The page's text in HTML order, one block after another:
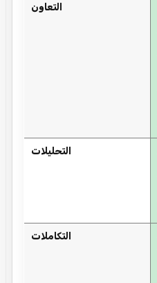
التعاون
التحليلات
التكاملات